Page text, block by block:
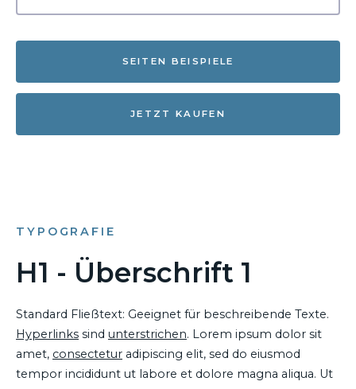
SEITEN BEISPIELE
JETZT KAUFEN
TYPOGRAFIE
H1 - Überschrift 1
Standard Fließtext: Geeignet für beschreibende Texte.
Hyperlinks sind unterstrichen. Lorem ipsum dolor sit
amet, consectetur adipiscing elit, sed do eiusmod
tempor incididunt ut labore et dolore magna aliqua. Ut